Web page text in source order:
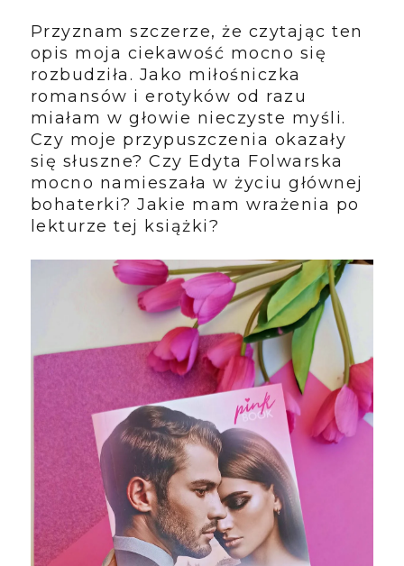
Przyznam szczerze, że czytając ten
opis moja ciekawość mocno się
rozbudziła. Jako miłośniczka
romansów i erotyków od razu
miałam w głowie nieczyste myśli.
Czy moje przypuszczenia okazały
się słuszne? Czy Edyta Folwarska
mocno namieszała w życiu głównej
bohaterki? Jakie mam wrażenia po
lekturze tej książki?